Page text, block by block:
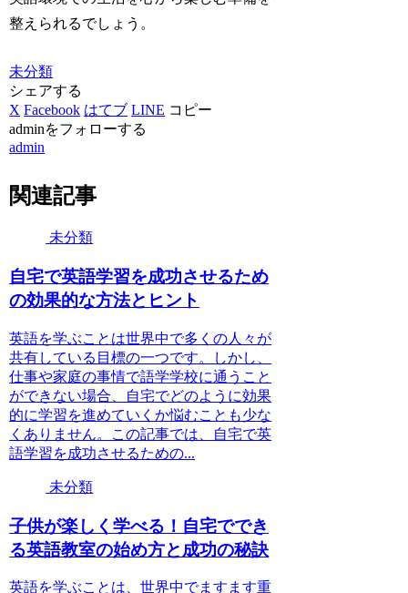
整えられるでしょう。
未分類
シェアする
X Facebook はてブ LINE コピー
adminをフォローする
admin
関連記事
未分類
自宅で英語学習を成功させるため
の効果的な方法とヒント
英語を学ぶことは世界中で多くの人々が
共有している目標の一つです。しかし、
仕事や家庭の事情で語学学校に通うこと
ができない場合、自宅でどのように効果
的に学習を進めていくか悩むことも少な
くありません。この記事では、自宅で英
語学習を成功させるための...
未分類
子供が楽しく学べる！自宅ででき
る英語教室の始め方と成功の秘訣
英語を学ぶことは、世界中でますます重